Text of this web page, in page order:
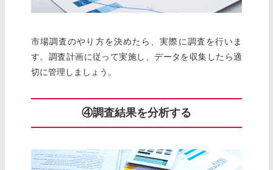
市場調査のやり方を決めたら、実際に調査を行いま
す。調査計画に従って実施し、データを収集したら適
切に管理しましょう。
④調査結果を分析する